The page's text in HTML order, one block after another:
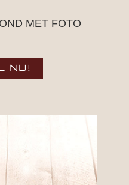
MET FOTO